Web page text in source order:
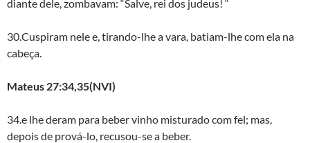
diante dele, zombavam: “Salve, rei dos judeus! “
30.Cuspiram nele e, tirando-lhe a vara, batiam-lhe com ela na
cabeça.
Mateus 27:34,35(NVI)
34.e lhe deram para beber vinho misturado com fel; mas,
depois de prová-lo, recusou-se a beber.